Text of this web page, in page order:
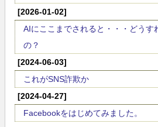
[2026-01-02]
AIにここまでされると・・・どうす
の？
[2024-06-03]
これがSNS詐欺か
[2024-04-27]
Facebookをはじめてみました。